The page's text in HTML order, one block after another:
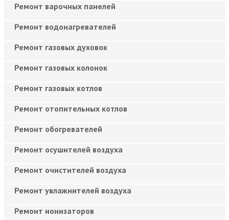
Ремонт варочных панелей
Ремонт водонагревателей
Ремонт газовых духовок
Ремонт газовых колонок
Ремонт газовых котлов
Ремонт отопительных котлов
Ремонт обогревателей
Ремонт осушителей воздуха
Ремонт очистителей воздуха
Ремонт увлажнителей воздуха
Ремонт ионизаторов